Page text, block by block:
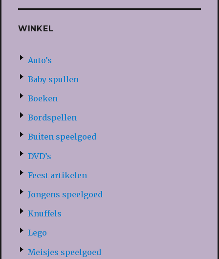
WINKEL
Auto’s
Baby spullen
Boeken
Bordspellen
Buiten speelgoed
DVD’s
Feest artikelen
Jongens speelgoed
Knuffels
Lego
Meisjes speelgoed